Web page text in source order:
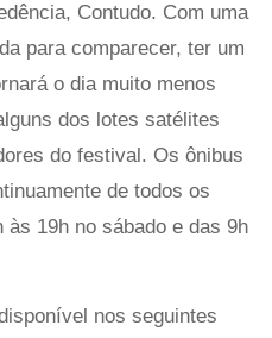
Contudo. Com uma
para comparecer, ter um
o dia muito menos
dos lotes satélites
do festival. Os ônibus
de todos os
19h no sábado e das 9h
nos seguintes